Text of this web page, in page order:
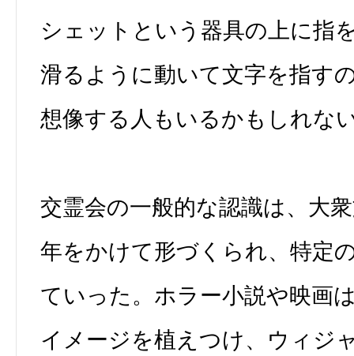
シェットという器具の上に指
滑るように動いて文字を指す
想像する人もいるかもしれな
交霊会の一般的な認識は、大
年をかけて形づくられ、特定
ていった。ホラー小説や映画
イメージを植えつけ、ウィジ